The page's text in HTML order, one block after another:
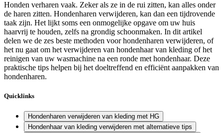
Honden verharen vaak. Zeker als ze in de rui zitten, kan alles onder
de haren zitten. Hondenharen verwijderen, kan dan een tijdrovende
taak zijn. Het lijkt soms een onmogelijke opgave om uw huis
haarvrij te houden, zelfs na grondig schoonmaken. In dit artikel
delen we de zes beste methoden voor hondenharen verwijderen, of
het nu gaat om het verwijderen van hondenhaar van kleding of het
reinigen van uw wasmachine na een ronde met hondenhaar. Deze
praktische tips helpen bij het doeltreffend en efficiënt aanpakken van
hondenharen.
Quicklinks
Hondenharen verwijderen van kleding met HG
Hondenhaar van kleding verwijderen met alternatieve tips